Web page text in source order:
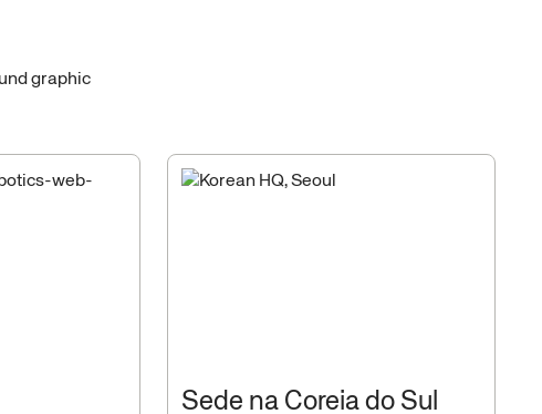
Sede na Coreia do Sul